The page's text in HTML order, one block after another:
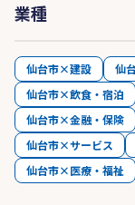
業種
仙台市×建設 仙
仙台市×飲食・宿泊
仙台市×金融・保険
仙台市×サービス
仙台市×医療・福祉